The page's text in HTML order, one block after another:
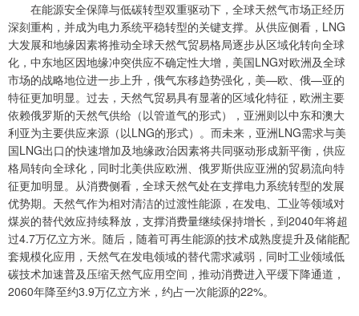
在能源安全保障与低碳转型双重驱动下，全球天然气市场正经历
深刻重构，并成为电力系统平稳转型的关键支撑。从供应侧看，LNG
大发展和地缘因素将推动全球天然气贸易格局逐步从区域化转向全球
化，中东地区因地缘冲突供应不确定性大增，美国LNG对欧洲及全球
市场的战略地位进一步上升，俄气东移趋势强化，美—欧、俄—亚的
特征更加明显。过去，天然气贸易具有显著的区域化特征，欧洲主要
依赖俄罗斯的天然气供给（以管道气的形式），亚洲则以中东和澳大
利亚为主要供应来源（以LNG的形式）。而未来，亚洲LNG需求与美
国LNG出口的快速增加及地缘政治因素将共同驱动形成新平衡，供应
格局转向全球化，同时北美供应欧洲、俄罗斯供应亚洲的贸易流向特
征更加明显。从消费侧看，全球天然气处在支撑电力系统转型的发展
优势期。天然气作为相对清洁的过渡性能源，在发电、工业等领域对
煤炭的替代效应持续释放，支撑消费量继续保持增长，到2040年将超
过4.7万亿立方米。随后，随着可再生能源的技术成熟度提升及储能配
套规模化应用，天然气在发电领域的替代需求减弱，同时工业领域低
碳技术加速普及压缩天然气应用空间，推动消费进入平缓下降通道，
2060年降至约3.9万亿立方米，约占一次能源的22%。